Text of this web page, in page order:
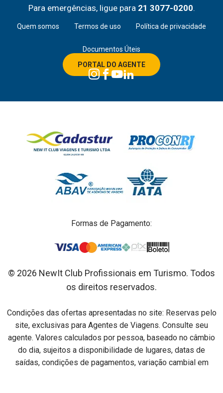
Para emergências, ligue para 21 3077-0200.
Quem somos Termos de uso Política de privacidade
Documentos Úteis
PORTAL DO AGENTE
Formas de Pagamento:
© 2026 NewIt Club Profissionais em Turismo. Todos
os direitos reservados.
Condições das ofertas apresentadas no site: Reservas pelo
site, exclusivas para Agentes de Viagens. Consulte seu
agente. Valores calculados por pessoa, baseado no câmbio
do dia, sujeitos a disponibilidade de lugares, datas de
saídas, condições de pagamentos, variação cambial em